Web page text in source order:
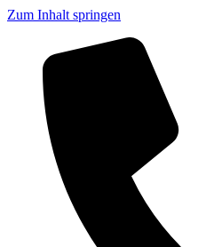
Zum Inhalt springen